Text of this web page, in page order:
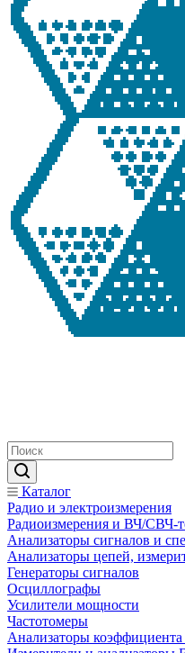
Каталог
Радио и электроизмерения
Радиоизмерения и ВЧ/СВЧ-
Анализаторы сигналов и
Анализаторы цепей,
Генераторы сигналов
Осциллографы
Усилители мощности
Частотомеры
Анализаторы